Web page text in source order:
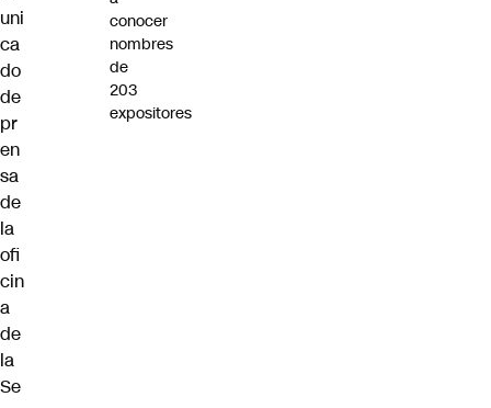
uni
ca
do
de
pr
en
sa
de
la
ofi
cin
a
de
la
Se
conocer
nombres
de
203
expositores